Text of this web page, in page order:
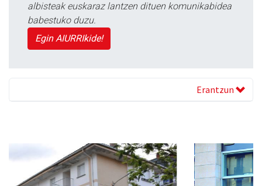
albisteak euskaraz lantzen dituen komunikabidea
babestuko duzu.
Egin AIURRIkide!
Erantzun